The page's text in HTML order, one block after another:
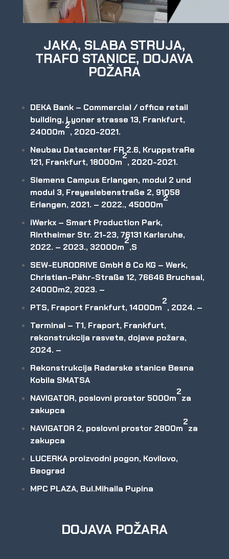
JAKA, SLABA STRUJA,
TRAFO STANICE, DOJAVA
POŽARA
DEKA Bank – Commercial / office retail
building, Lyoner strasse 13, Frankfurt,
24000m
2
, 2020-2021.
Neubau Datacenter FR 2.6, KruppstraRe
121, Frankfurt, 18000m
2
, 2020-2021.
Siemens Campus Erlangen, modul 2 und
modul 3, Freyeslebenstraße 2, 91058
Erlangen, 2021. – 2022., 45000m
2
iWerkx – Smart Production Park,
Rintheimer Str. 21-23, 76131 Karlsruhe,
2022. – 2023., 32000m
2
,S
SEW-EURODRIVE GmbH & Co KG – Werk,
Christian-Pähr-Straße 12, 76646 Bruchsal,
24000m2, 2023. –
PTS, Fraport Frankfurt, 14000m
2
, 2024. –
Terminal – T1, Fraport, Frankfurt,
rekonstrukcija rasvete, dojave požara,
2024. –
Rekonstrukcija Radarske stanice Besna
Kobila SMATSA
NAVIGATOR, poslovni prostor 5000m
2
za
zakupca
NAVIGATOR 2, poslovni prostor 2800m
2
za
zakupca
LUCERKA proizvodni pogon, Kovilovo,
Beograd
MPC PLAZA, Bul.Mihaila Pupina
DOJAVA POŽARA